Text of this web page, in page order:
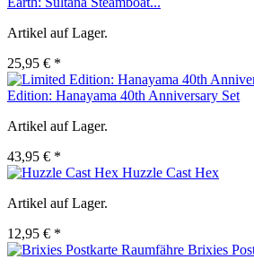
Artikel auf Lager.
25,95 € *
Edition: Hanayama 40th Anniversary Set
Artikel auf Lager.
43,95 € *
Huzzle Cast Hex
Artikel auf Lager.
12,95 € *
Brixies